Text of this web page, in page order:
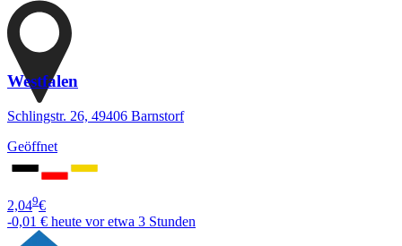
Westfalen
Schlingstr. 26, 49406 Barnstorf
Geöffnet
2,049€
-0,01 € heute vor etwa 3 Stunden